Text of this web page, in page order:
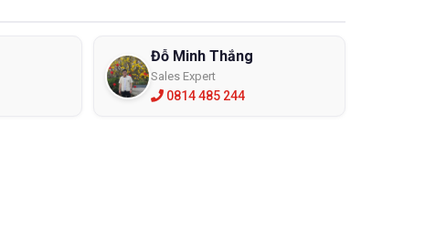
Đỗ Minh Thắng
Sales Expert
0814 485 244